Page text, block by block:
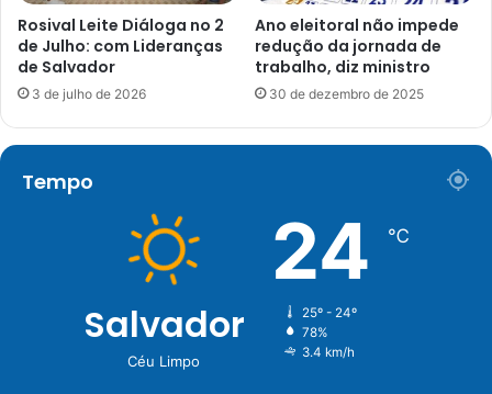
Rosival Leite Diáloga no 2
de Julho: com Lideranças
de Salvador
3 de julho de 2026
Ano eleitoral não impede
redução da jornada de
trabalho, diz ministro
30 de dezembro de 2025
Tempo
Salvador
Céu Limpo
24 ℃
25º - 24º
78%
3.4 km/h